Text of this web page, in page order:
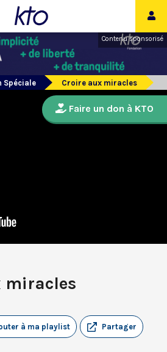
Contenu sponsorisé
Spéciale Croire aux miracles
miracles
Partager
à ma playlist
Faire un don à KTO